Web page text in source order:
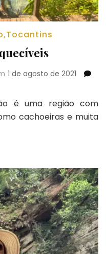
,Tocantins
1 de agosto de 2021
é uma região com
cachoeiras e muita